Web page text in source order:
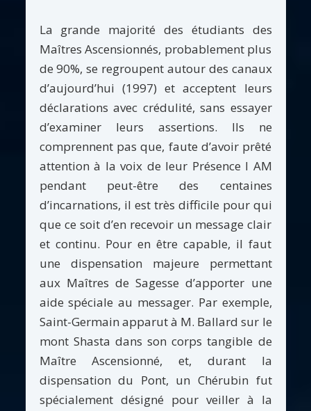
La grande majorité des étudiants des
Maîtres Ascensionnés, probablement plus
de 90%, se regroupent autour des canaux
d’aujourd’hui (1997) et acceptent leurs
déclarations avec crédulité, sans essayer
d’examiner leurs assertions. Ils ne
comprennent pas que, faute d’avoir prêté
attention à la voix de leur Présence I AM
pendant peut-être des centaines
d’incarnations, il est très difficile pour qui
que ce soit d’en recevoir un message clair
et continu. Pour en être capable, il faut
une dispensation majeure permettant
aux Maîtres de Sagesse d’apporter une
aide spéciale au messager. Par exemple,
Saint-Germain apparut à M. Ballard sur le
mont Shasta dans son corps tangible de
Maître Ascensionné, et, durant la
dispensation du Pont, un Chérubin fut
spécialement désigné pour veiller à la